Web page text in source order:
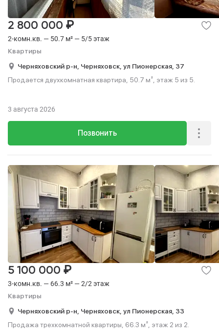
2-комн.кв. — 50.7 м² — 5/5 этаж
Квартиры
2 800 000 ₽
Черняховский р-н, Черняховск, ул Пионерская, 37
Продается двухкомнатная квартира, 50.7 м², этаж 5 из 5.
Позвонить
3 августа 2026
3-комн.кв. — 66.3 м² — 2/2 этаж
Квартиры
5 100 000 ₽
Черняховский р-н, Черняховск, ул Пионерская, 33
Продажа трехкомнатной квартиры, 66.3 м², этаж 2 из 2.